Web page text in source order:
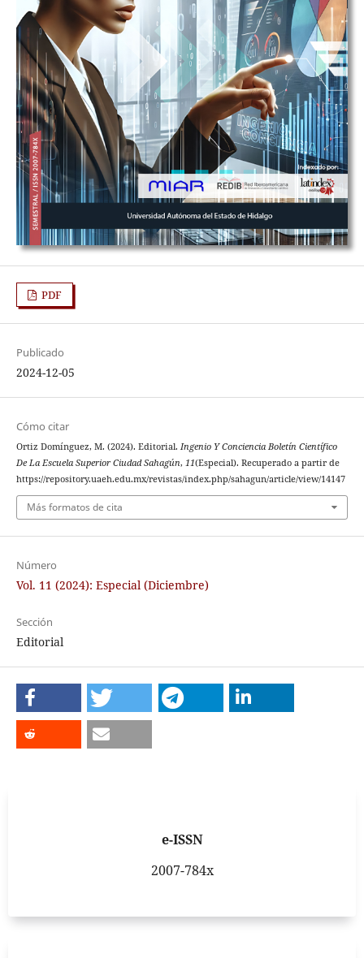
PDF
Publicado
2024-12-05
Cómo citar
Ortiz Domínguez, M. (2024). Editorial. Ingenio Y Conciencia Boletín Científico
De La Escuela Superior Ciudad Sahagún, 11(Especial). Recuperado a partir de
https://repository.uaeh.edu.mx/revistas/index.php/sahagun/article/view/14147
Más formatos de cita
Número
Vol. 11 (2024): Especial (Diciembre)
Sección
Editorial
e-ISSN
2007-784x